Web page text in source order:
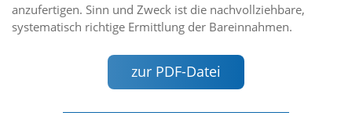
anzufertigen. Sinn und Zweck ist die nachvollziehbare,
systematisch richtige Ermittlung der Bareinnahmen.
zur PDF-Datei